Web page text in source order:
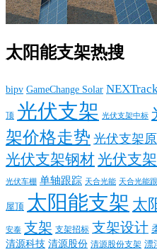
太阳能支架热搜
bipv GameChange Solar
顶 光伏支架 光伏支架中标
架价格走势 光伏支架
光伏支架钢材光伏支
光伏车棚 单轴跟踪 天合光能 天合光能
屋顶 太阳能支架 太
安泰 支架 支架招标 支架设计
清源科技 清源股份 清源股份支架 漂